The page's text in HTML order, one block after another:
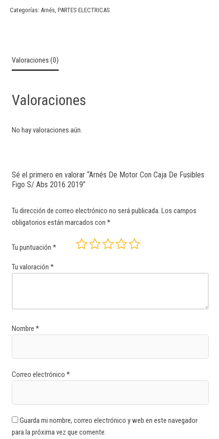
Categorías: Arnés, PARTES ELECTRICAS
Valoraciones (0)
Valoraciones
No hay valoraciones aún.
Sé el primero en valorar “Arnés De Motor Con Caja De Fusibles
Figo S/ Abs 2016 2019”
Tu dirección de correo electrónico no será publicada. Los campos
obligatorios están marcados con *
Tu puntuación *
Tu valoración *
Nombre *
Correo electrónico *
Guarda mi nombre, correo electrónico y web en este navegador
para la próxima vez que comente.